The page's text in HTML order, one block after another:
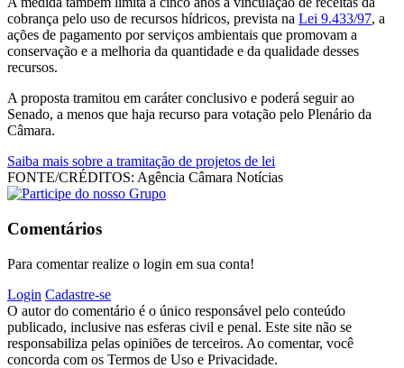
cobrança pelo uso de recursos hídricos, prevista na Lei 9.433/97, a
ações de pagamento por serviços ambientais que promovam a
conservação e a melhoria da quantidade e da qualidade desses
recursos.
A proposta tramitou em caráter conclusivo e poderá seguir ao
Senado, a menos que haja recurso para votação pelo Plenário da
Câmara.
Saiba mais sobre a tramitação de projetos de lei
FONTE/CRÉDITOS: Agência Câmara Notícias
Comentários
Para comentar realize o login em sua conta!
Login Cadastre-se
O autor do comentário é o único responsável pelo conteúdo
publicado, inclusive nas esferas civil e penal. Este site não se
responsabiliza pelas opiniões de terceiros. Ao comentar, você
concorda com os Termos de Uso e Privacidade.